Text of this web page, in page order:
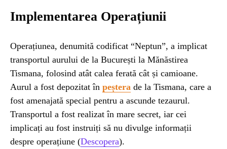
Implementarea Operațiunii
Operațiunea, denumită codificat “Neptun”, a implicat
transportul aurului de la București la Mănăstirea
Tismana, folosind atât calea ferată cât și camioane.
Aurul a fost depozitat în peștera de la Tismana, care a
fost amenajată special pentru a ascunde tezaurul.
Transportul a fost realizat în mare secret, iar cei
implicați au fost instruiți să nu divulge informații
despre operațiune​ (Descopera)​.
Ai simțit vreodată deja-vu? Află de ce se